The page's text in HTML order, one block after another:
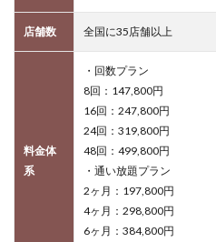
店舗数 全国に35店舗以上
料金体
系
・回数プラン
8回：147,800円
16回：247,800円
24回：319,800円
48回：499,800円
・通い放題プラン
2ヶ月：197,800円
4ヶ月：298,800円
6ヶ月：384,800円